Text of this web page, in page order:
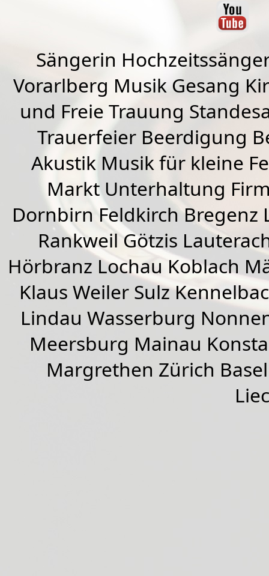
Sängerin
Vorarlberg Musik Gesang
und Freie Trauung
Trauerfeier Beerdigung
Akustik Musik für kleine
Markt Unterhaltung
Dornbirn Feldkirch Bregenz
Rankweil Götzis
Hörbranz Lochau Koblach
Klaus Weiler Sulz
Lindau Wasserburg
Meersburg Mainau
Margrethen Zürich